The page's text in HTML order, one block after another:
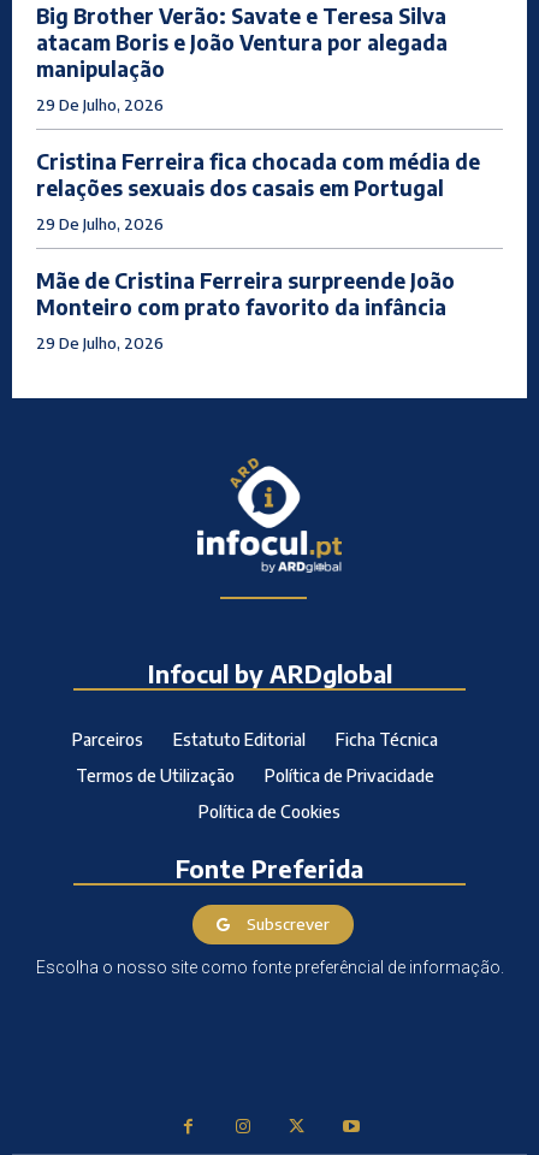
Big Brother Verão: Savate e Teresa Silva
atacam Boris e João Ventura por alegada
manipulação
29 De Julho, 2026
Cristina Ferreira fica chocada com média de
relações sexuais dos casais em Portugal
29 De Julho, 2026
Mãe de Cristina Ferreira surpreende João
Monteiro com prato favorito da infância
29 De Julho, 2026
Infocul by ARDglobal
Parceiros Estatuto Editorial
Ficha Técnica
Termos de Utilização
Política de Privacidade
Política de Cookies
Fonte Preferida
Subscrever
Escolha o nosso site como fonte preferêncial de informação.